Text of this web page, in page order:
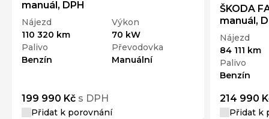
manuál, DPH
Nájezd
110 320 km
Výkon
70 kW
Palivo
Benzín
Převodovka
Manuální
199 990 Kč s DPH
Přidat k porovnání
ŠKODA
manuál,
Nájezd
84 111 km
Palivo
Benzín
214 990
Přidat k